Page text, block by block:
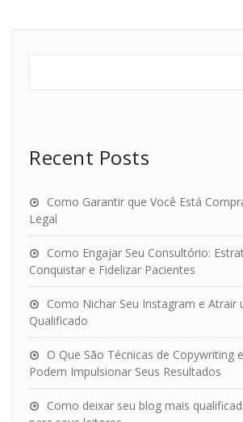
Recent Posts
Como Garantir que Você Está
Legal
Como Engajar Seu Consultório:
Conquistar e Fidelizar Pacientes
Como Nichar Seu Instagram e Atrair
Qualificado
O Que São Técnicas de Copywriting
Podem Impulsionar Seus Resultados
Como deixar seu blog mais